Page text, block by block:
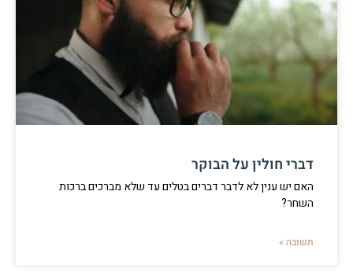
דברי חולין על הבוקר
האם יש ענין לא לדבר דברים בטלים עד שלא מברכים ברכות
השחר?
תשובה »